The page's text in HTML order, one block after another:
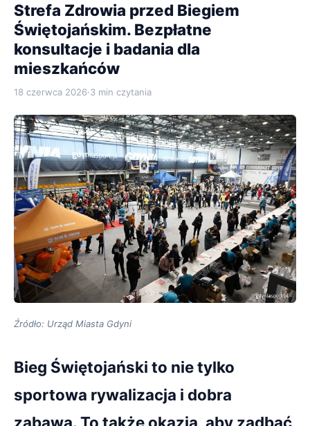
Strefa Zdrowia przed Biegiem
Świętojańskim. Bezpłatne
konsultacje i badania dla
mieszkańców
18 czerwca 2026·3 min czytania
Źródło: Urząd Miasta Gdyni
Bieg Świętojański to nie tylko
sportowa rywalizacja i dobra
zabawa. To także okazja, aby zadbać